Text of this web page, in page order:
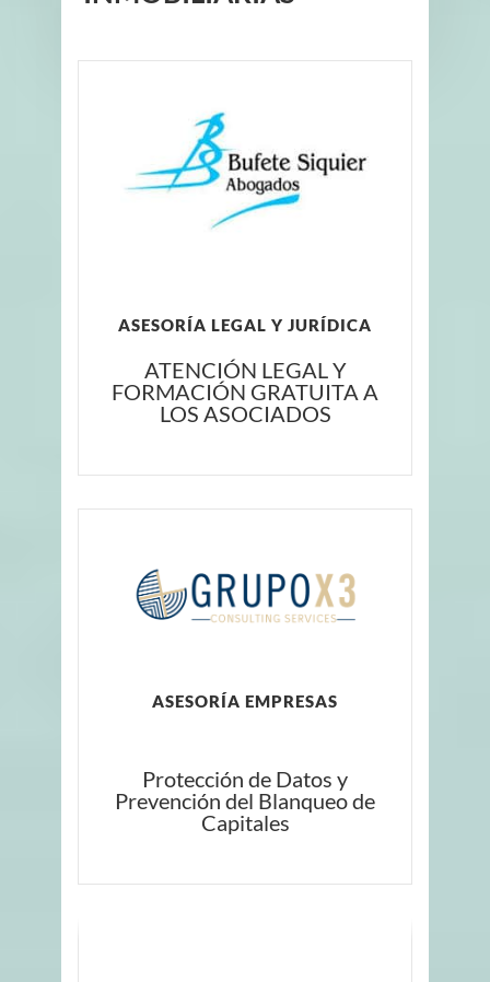
ASESORÍA LEGAL Y JURÍDICA
ATENCIÓN LEGAL Y
FORMACIÓN GRATUITA A
LOS ASOCIADOS
ASESORÍA EMPRESAS
Protección de Datos y
Prevención del Blanqueo de
Capitales